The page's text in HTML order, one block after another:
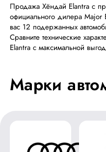
Продажа Хёндай Elantra с
официального дилера
вас 12 подержанных
Сравните технические
Elantra с максимальной
Марки